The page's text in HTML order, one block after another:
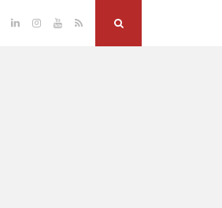
TwitterLinkedinInstagram
YouTube
RSS